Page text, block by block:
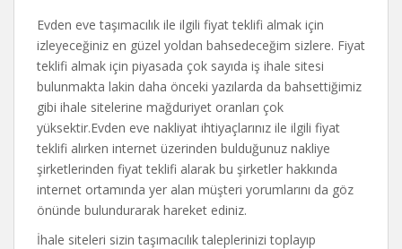
Evden eve taşımacılık ile ilgili fiyat teklifi almak için
izleyeceğiniz en güzel yoldan bahsedeceğim sizlere. Fiyat
teklifi almak için piyasada çok sayıda iş ihale sitesi
bulunmakta lakin daha önceki yazılarda da bahsettiğimiz
gibi ihale sitelerine mağduriyet oranları çok
yüksektir.Evden eve nakliyat ihtiyaçlarınız ile ilgili fiyat
teklifi alırken internet üzerinden bulduğunuz nakliye
şirketlerinden fiyat teklifi alarak bu şirketler hakkında
internet ortamında yer alan müşteri yorumlarını da göz
önünde bulundurarak hareket ediniz.
İhale siteleri sizin taşımacılık taleplerinizi toplayıp